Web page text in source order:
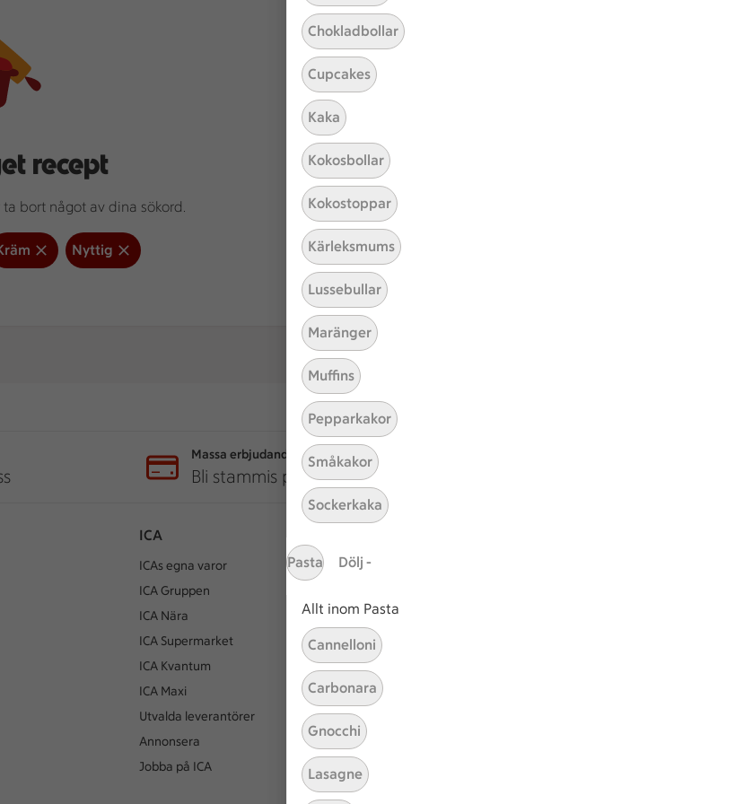
Chokladbollar
Cupcakes
Kaka
Kokosbollar
Kokostoppar
Kärleksmums
Lussebullar
Maränger
Muffins
Pepparkakor
Småkakor
Sockerkaka
Pasta Dölj -
Allt inom Pasta
Cannelloni
Carbonara
Gnocchi
Lasagne
recept
bort något av dina sökord.
Nyttig
Massa erbjudanden
Bli stammis på ICA
ICA
ICAs egna varor
ICA Gruppen
ICA Nära
ICA Supermarket
ICA Kvantum
ICA Maxi
Utvalda leverantörer
Annonsera
Jobba på ICA